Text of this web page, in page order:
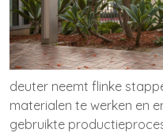
deuter neemt flinke
materialen te werken en
gebruikte